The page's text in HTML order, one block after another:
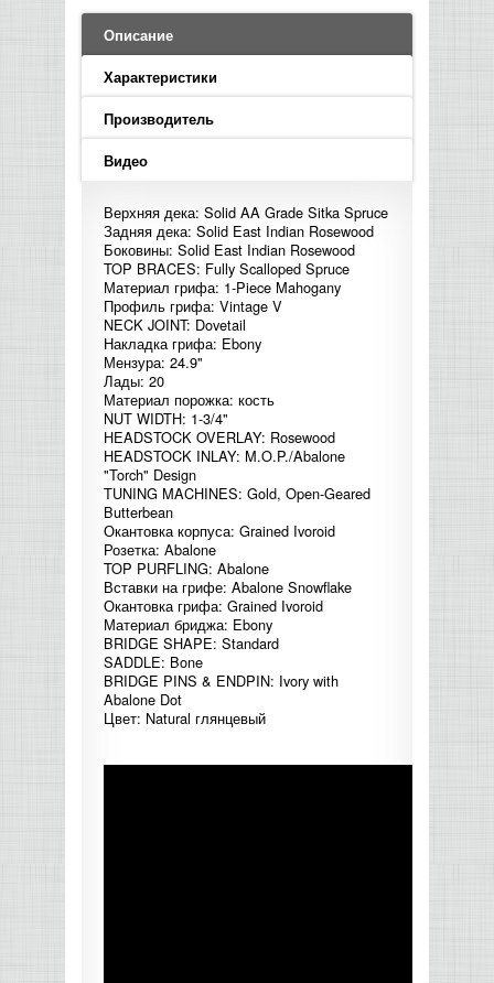
УСИЛИТЕЛИ
МИКШЕРЫ ЦИФРОВЫЕ
ЛИНЕЙНЫЕ МАССИВЫ
СЦЕНИЧЕСКИЕ МОНИТОРЫ
CD|DVD|FLASH|USB ПЛЕЕРЫ,
РЕКОРДЕРЫ
САБВУФЕРЫ АКТИВНЫЕ
КОМПЛЕКТУЮЩИЕ ДЛЯ
АКУСТИЧЕСКИХ СИСТЕМ
КОНТРОЛЛЕРЫ АС И КРОССОВЕРЫ
НАУШНИКИ
LED PAR
БАСОВЫЕ УСИЛИТЕЛИ И КАБИНЕТЫ
ГИТАРНЫЕ ПРИНАДЛЕЖНОСТИ
КЛАВИШНЫЕ КОМБО
СТОЙКИ ДЛЯ КЛАВИШНЫХ
ПРЕАМПЫ И МИКРОФОННЫЕ
ПРОЦЕССОРЫ
ФЛЕЙТЫ
ПРОИГРЫВАТЕЛИ ВИНИЛА
ВИДЕО РЕКОРДЕРЫ
ВИДЕО КОНВЕРТЕРЫ
АКУСТИЧЕСКИЕ
ГРОМКОГОВОРИТЕЛИ
АНОНСЫ НОВИНОК
ИНФОРМАЦИЯ
КАК КУПИТЬ
ДОСТАВКА
ОПЛАТА
КОНТАКТЫ
Описание
Характеристики
Производитель
Видео
Верхняя дека: Solid AA Grade Sitka Spruce
Задняя дека: Solid East Indian Rosewood
Боковины: Solid East Indian Rosewood
TOP BRACES: Fully Scalloped Spruce
Материал грифа: 1-Piece Mahogany
Профиль грифа: Vintage V
NECK JOINT: Dovetail
Накладка грифа: Ebony
Мензура: 24.9"
Лады: 20
Материал порожка: кость
NUT WIDTH: 1-3/4"
HEADSTOCK OVERLAY: Rosewood
HEADSTOCK INLAY: M.O.P./Abalone
"Torch" Design
TUNING MACHINES: Gold, Open-Geared
Butterbean
Окантовка корпуса: Grained Ivoroid
Розетка: Abalone
TOP PURFLING: Abalone
Вставки на грифе: Abalone Snowflake
Окантовка грифа: Grained Ivoroid
Материал бриджа: Ebony
BRIDGE SHAPE: Standard
SADDLE: Bone
BRIDGE PINS & ENDPIN: Ivory with
Abalone Dot
Цвет: Natural глянцевый